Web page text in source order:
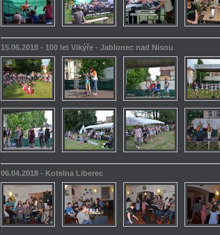
15.06.2018 - 100 let Vikýře - Jablonec nad Nisou
06.04.2018 - Kotelna Liberec